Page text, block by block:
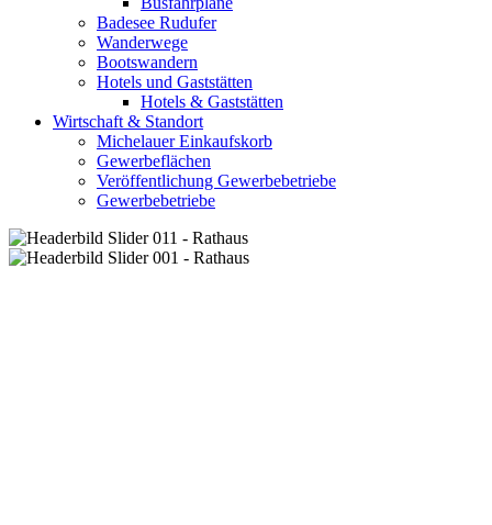
Badesee Rudufer
Wanderwege
Bootswandern
Hotels und Gaststätten
Hotels & Gaststätten
Wirtschaft & Standort
Michelauer Einkaufskorb
Gewerbeflächen
Veröffentlichung Gewerbebetriebe
Gewerbebetriebe